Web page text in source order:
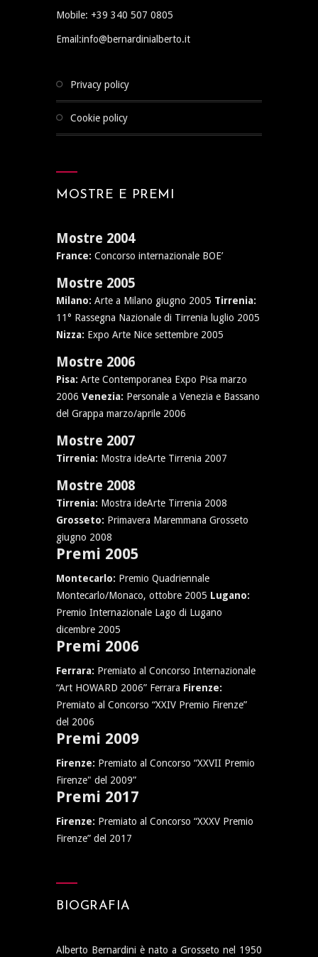
Mobile: +39 340 507 0805
Email:info@bernardinialberto.it
privacy policy
cookie policy
MOSTRE E PREMI
Mostre 2004
France: Concorso internazionale BOE’
Mostre 2005
Milano: Arte a Milano giugno 2005 Tirrenia:
11° Rassegna Nazionale di Tirrenia luglio 2005
Nizza: Expo Arte Nice settembre 2005
Mostre 2006
Pisa: Arte Contemporanea Expo Pisa marzo
2006 Venezia: Personale a Venezia e Bassano
del Grappa marzo/aprile 2006
Mostre 2007
Tirrenia: Mostra ideArte Tirrenia 2007
Mostre 2008
Tirrenia: Mostra ideArte Tirrenia 2008
Grosseto: Primavera Maremmana Grosseto
giugno 2008
Premi 2005
Montecarlo: Premio Quadriennale
Montecarlo/Monaco, ottobre 2005 Lugano:
Premio Internazionale Lago di Lugano
dicembre 2005
Premi 2006
Ferrara: Premiato al Concorso Internazionale
“Art HOWARD 2006” Ferrara Firenze:
Premiato al Concorso “XXIV Premio Firenze”
del 2006
Premi 2009
Firenze: Premiato al Concorso “XXVII Premio
Firenze" del 2009”
Premi 2017
Firenze: Premiato al Concorso “XXXV Premio
Firenze” del 2017
BIOGRAFIA
Alberto Bernardini è nato a Grosseto nel 1950